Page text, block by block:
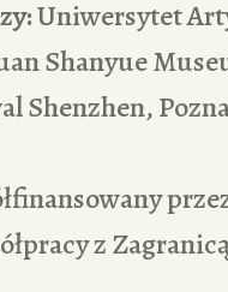
Uniwersytet
Shanyue
Shenzhen,
z